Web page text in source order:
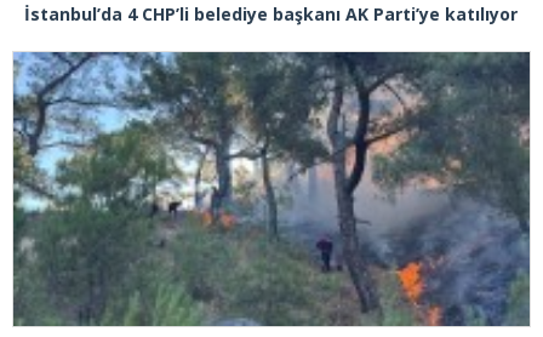
İstanbul’da 4 CHP’li belediye başkanı AK Parti’ye katılıyor